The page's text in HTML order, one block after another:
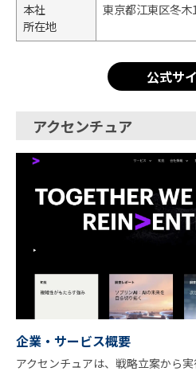
本社
所在地
東京都江東区冬木
公式サ
アクセンチュア
企業・サービス概要
アクセンチュアは、戦略立案から